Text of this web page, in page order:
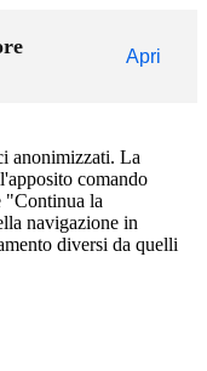
Apri
anonimizzati. La
comando
"Continua la
navigazione in
diversi da quelli